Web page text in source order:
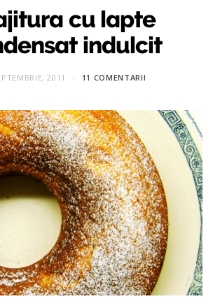
cu lapte
indulcit
2011 11 COMENTARII